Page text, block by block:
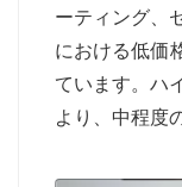
ーティング、
における低価
ています。ハ
より、中程度